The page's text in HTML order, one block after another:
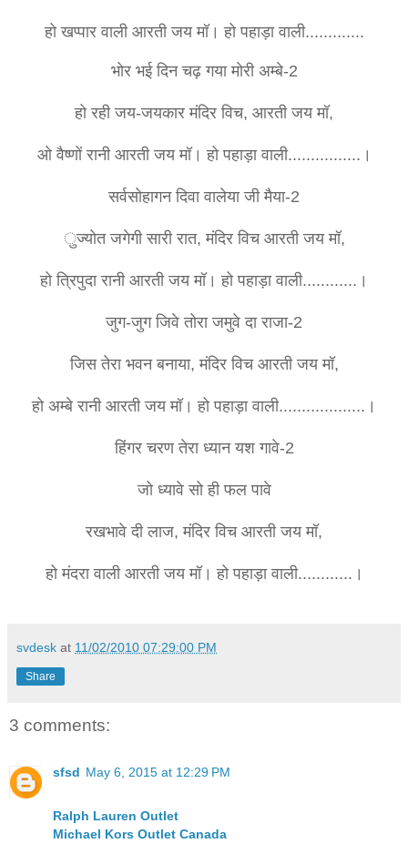
हो खप्पार वाली आरती जय मॉ। हो पहाड़ा वाली.............
भोर भई दिन चढ़ गया मोरी अम्बे-2
हो रही जय-जयकार मंदिर विच, आरती जय मॉ,
ओ वैष्णों रानी आरती जय मॉ। हो पहाड़ा वाली................।
सर्वसोहागन दिवा वालेया जी मैया-2
ुज्योत जगेगी सारी रात, मंदिर विच आरती जय मॉ,
हो त्रिपुदा रानी आरती जय मॉ। हो पहाड़ा वाली............।
जुग-जुग जिवे तोरा जमुवे दा राजा-2
जिस तेरा भवन बनाया, मंदिर विच आरती जय मॉ,
हो अम्बे रानी आरती जय मॉ। हो पहाड़ा वाली...................।
हिंगर चरण तेरा ध्यान यश गावे-2
जो ध्यावे सो ही फल पावे
रखभावे दी लाज, मंदिर विच आरती जय मॉ,
हो मंदरा वाली आरती जय मॉ। हो पहाड़ा वाली............।
svdesk at 11/02/2010 07:29:00 PM
Share
3 comments:
sfsd May 6, 2015 at 12:29 PM
Ralph Lauren Outlet
Michael Kors Outlet Canada